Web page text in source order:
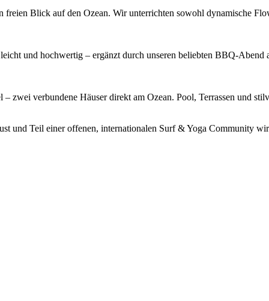
freien Blick auf den Ozean. Wir unterrichten sowohl dynamische
und hochwertig – ergänzt durch unseren beliebten BBQ-Abend
zwei verbundene Häuser direkt am Ozean. Pool, Terrassen und
und Teil einer offenen, internationalen Surf & Yoga Community